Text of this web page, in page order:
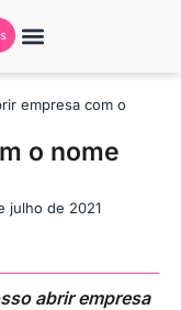
empresa com o
o nome
julho de 2021
abrir empresa